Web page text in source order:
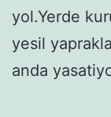
yol.Yerde
yesil
anda